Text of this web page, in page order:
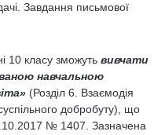
Завдання письмової
10 класу зможуть вивчати
навчальною
(Розділ 6. Взаємодія
добробуту), що
№ 1407. Зазначена